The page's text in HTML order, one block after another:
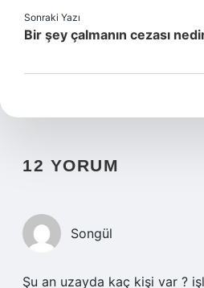
Sonraki Yazı
Bir şey çalmanın cezası
12 YORUM
Songül
Şu an uzayda kaç kişi var ?